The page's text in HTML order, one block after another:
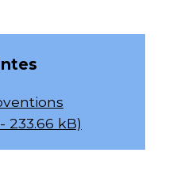
233.66 kB)